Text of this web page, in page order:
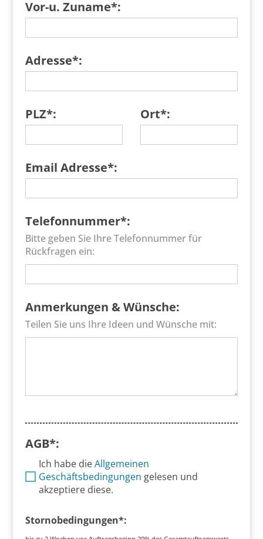
Vor-u. Zuname*:
Adresse*:
PLZ*: Ort*:
Email Adresse*:
Telefonnummer*:
Bitte geben Sie Ihre Telefonnummer für
Rückfragen ein:
Anmerkungen & Wünsche:
Teilen Sie uns Ihre Ideen und Wünsche mit:
AGB*:
Ich habe dieAllgemeinen
Geschäftsbedingungen gelesen und
akzeptiere diese.
Stornobedingungen*: